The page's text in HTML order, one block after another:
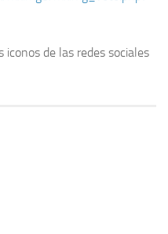
de las redes sociales